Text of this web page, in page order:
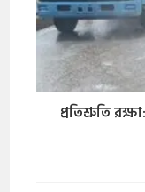
প্রতিশ্রুতি